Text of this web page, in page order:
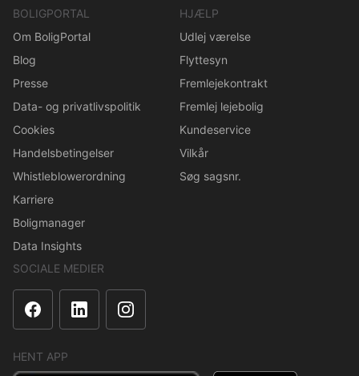
BOLIGPORTAL
Om BoligPortal
Blog
Presse
Data- og privatlivspolitik
Cookies
Handelsbetingelser
Whistleblowerordning
Karriere
Boligmanager
Data Insights
HJÆLP
Udlej værelse
Flyttesyn
Fremlejekontrakt
Fremlej lejebolig
Kundeservice
Vilkår
Søg sagsnr.
SOCIALE MEDIER
HENT APP